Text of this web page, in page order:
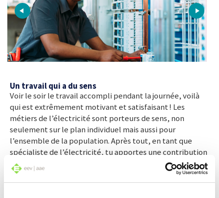
Un travail qui a du sens
Voir le soir le travail accompli pendant la journée, voilà
qui est extrêmement motivant et satisfaisant ! Les
métiers de l’électricité sont porteurs de sens, non
seulement sur le plan individuel mais aussi pour
l’ensemble de la population. Après tout, en tant que
spécialiste de l’électricité, tu apportes une contribution
importante à l’approvisionnement de base du pays. En
effet, l’électricité est omniprésente ; voiture électrique,
intelligence artificielle ou domotique, rien ne fonctionne